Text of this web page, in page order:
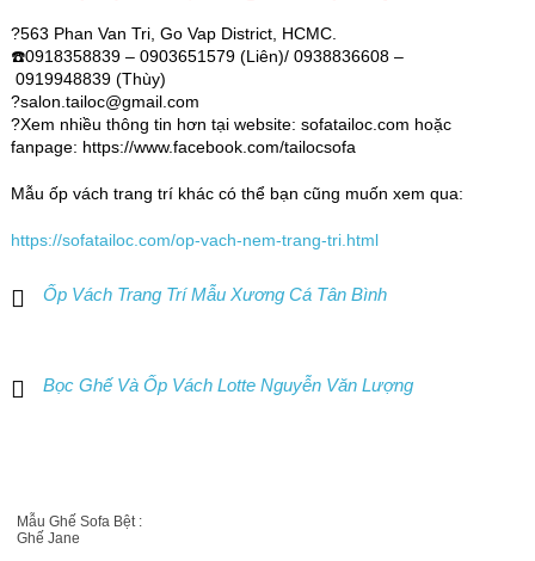
?563 Phan Van Tri, Go Vap District, HCMC.
☎️0918358839 – 0903651579 (Liên)/ 0938836608 –
0919948839 (Thùy)
?salon.tailoc@gmail.com
?Xem nhiều thông tin hơn tại website: sofatailoc.com hoặc
fanpage: https://www.facebook.com/tailocsofa
Mẫu ốp vách trang trí khác có thể bạn cũng muốn xem qua:
https://sofatailoc.com/op-vach-nem-trang-tri.html
Ốp Vách Trang Trí Mẫu Xương Cá Tân Bình
Bọc Ghế Và Ốp Vách Lotte Nguyễn Văn Lượng
Mẫu Ghế Sofa Bệt :
Ghế Jane